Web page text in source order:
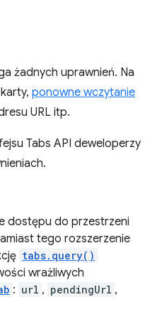
żadnych uprawnień. Na
ponowne wczytanie
URL itp.
Tabs API deweloperzy
dostępu do przestrzeni
tego rozszerzenie
tabs.query()
wrażliwych
: url , pendingUrl ,